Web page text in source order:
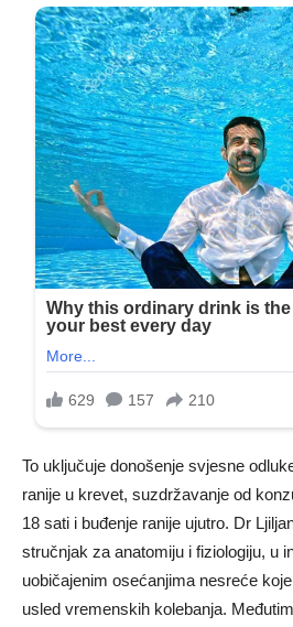
To uključuje donošenje svjesne
ranije u krevet, suzdržavanje od
18 sati i buđenje ranije ujutro. Dr
stručnjak za anatomiju i fiziologiju, u
uobičajenim osećanjima nesreće
usled vremenskih kolebanja.